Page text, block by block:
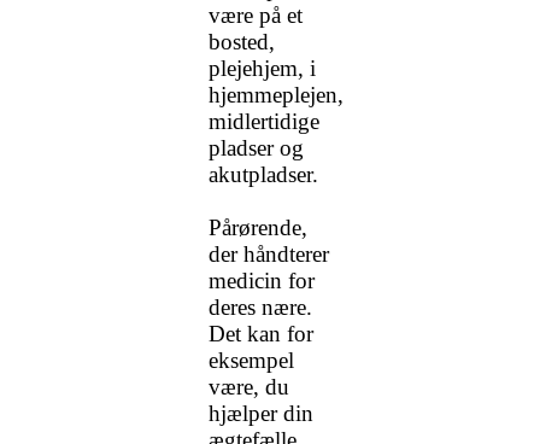
være på et
bosted,
plejehjem, i
hjemmeplejen,
midlertidige
pladser og
akutpladser.
Pårørende,
der håndterer
medicin for
deres nære.
Det kan for
eksempel
være, du
hjælper din